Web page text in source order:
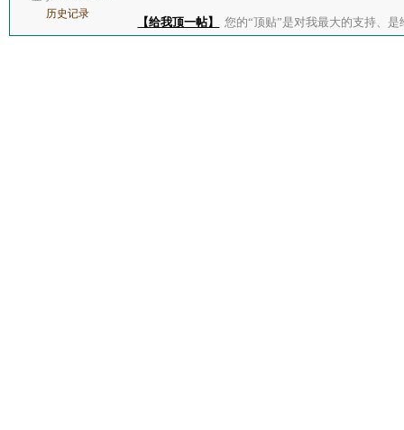
历史记录
【给我顶一帖】 您的“顶贴”是对我最大的支持、